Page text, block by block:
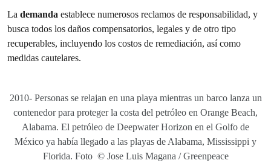
La demanda establece numerosos reclamos de responsabilidad, y
busca todos los daños compensatorios, legales y de otro tipo
recuperables, incluyendo los costos de remediación, así como
medidas cautelares.
2010- Personas se relajan en una playa mientras un barco lanza un
contenedor para proteger la costa del petróleo en Orange Beach,
Alabama. El petróleo de Deepwater Horizon en el Golfo de
México ya había llegado a las playas de Alabama, Mississippi y
Florida. Foto © Jose Luis Magana / Greenpeace